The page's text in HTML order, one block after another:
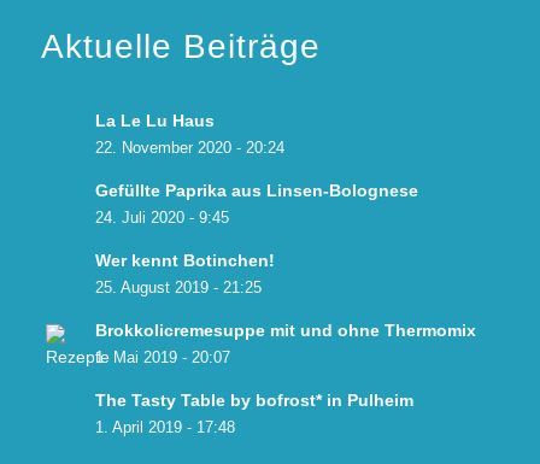
Aktuelle Beiträge
La Le Lu Haus
22. November 2020 - 20:24
Gefüllte Paprika aus Linsen-Bolognese
24. Juli 2020 - 9:45
Wer kennt Botinchen!
25. August 2019 - 21:25
Brokkolicremesuppe mit und ohne Thermomix
1. Mai 2019 - 20:07
The Tasty Table by bofrost* in Pulheim
1. April 2019 - 17:48